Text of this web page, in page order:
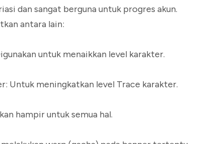
dan sangat berguna untuk progres akun.
antara lain:
untuk menaikkan level karakter.
Untuk meningkatkan level Trace karakter.
hampir untuk semua hal.